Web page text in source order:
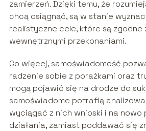
zamierzeń. Dzięki temu, że
chcą osiągnąć, są w stanie
realistyczne cele, które są zgodne
wewnętrznymi przekonaniami.
Co więcej, samoświadomość
radzenie sobie z porażkami oraz
mogą pojawić się na drodze do
samoświadome potrafią
wyciągać z nich wnioski i na nowo
działania, zamiast poddawać się